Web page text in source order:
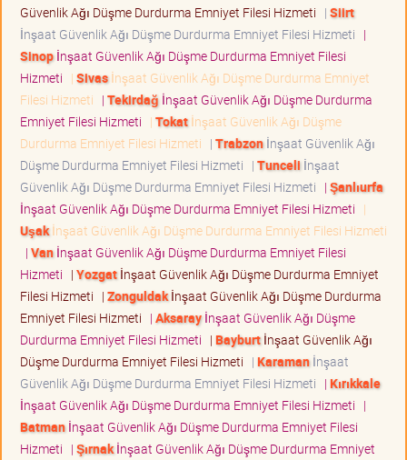
Güvenlik Ağı Düşme Durdurma Emniyet Filesi Hizmeti | Siirt
İnşaat Güvenlik Ağı Düşme Durdurma Emniyet Filesi Hizmeti |
Sinopİnşaat Güvenlik Ağı Düşme Durdurma Emniyet Filesi
Hizmeti | Sivasİnşaat Güvenlik Ağı Düşme Durdurma Emniyet
Filesi Hizmeti | Tekirdağ İnşaat Güvenlik Ağı Düşme Durdurma
Emniyet Filesi Hizmeti | Tokatİnşaat Güvenlik Ağı Düşme
Durdurma Emniyet Filesi Hizmeti | Trabzonİnşaat Güvenlik Ağı
Düşme Durdurma Emniyet Filesi Hizmeti | Tunceli İnşaat
Güvenlik Ağı Düşme Durdurma Emniyet Filesi Hizmeti | Şanlıurfa
İnşaat Güvenlik Ağı Düşme Durdurma Emniyet Filesi Hizmeti |
Uşakİnşaat Güvenlik Ağı Düşme Durdurma Emniyet Filesi Hizmeti
| Vanİnşaat Güvenlik Ağı Düşme Durdurma Emniyet Filesi
Hizmeti | Yozgatİnşaat Güvenlik Ağı Düşme Durdurma Emniyet
Filesi Hizmeti | Zonguldakİnşaat Güvenlik Ağı Düşme Durdurma
Emniyet Filesi Hizmeti | Aksarayİnşaat Güvenlik Ağı Düşme
Durdurma Emniyet Filesi Hizmeti | Bayburtİnşaat Güvenlik Ağı
Düşme Durdurma Emniyet Filesi Hizmeti | Karamanİnşaat
Güvenlik Ağı Düşme Durdurma Emniyet Filesi Hizmeti | Kırıkkale
İnşaat Güvenlik Ağı Düşme Durdurma Emniyet Filesi Hizmeti |
Batmanİnşaat Güvenlik Ağı Düşme Durdurma Emniyet Filesi
Hizmeti | Şırnakİnşaat Güvenlik Ağı Düşme Durdurma Emniyet